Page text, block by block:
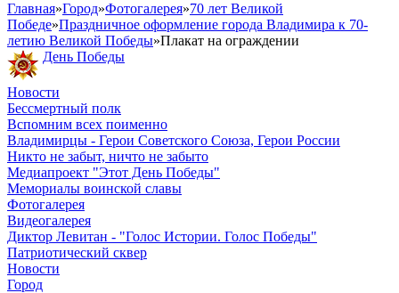
Главная»Город»Фотогалерея»70 лет Великой
Победе»Праздничное оформление города Владимира к 70-
летию Великой Победы»Плакат на ограждении
День Победы
Новости
Бессмертный полк
Вспомним всех поименно
Владимирцы - Герои Советского Союза, Герои России
Никто не забыт, ничто не забыто
Медиапроект "Этот День Победы"
Мемориалы воинской славы
Фотогалерея
Видеогалерея
Диктор Левитан - "Голос Истории. Голос Победы"
Патриотический сквер
Новости
Город